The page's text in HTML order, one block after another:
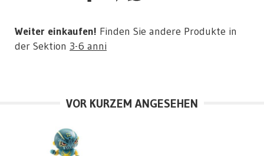
Weiter einkaufen! Finden Sie andere Produkte in
der Sektion 3-6 anni
VOR KURZEM ANGESEHEN